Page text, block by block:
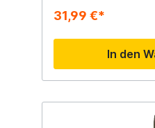
Langlebiges 300D
Schützt eine Rute von 12ft
50mm Butt Rings und
forward Design mit
Gepolsterte Polyestergriffe
Abmessungen:
31,99 €*
In den